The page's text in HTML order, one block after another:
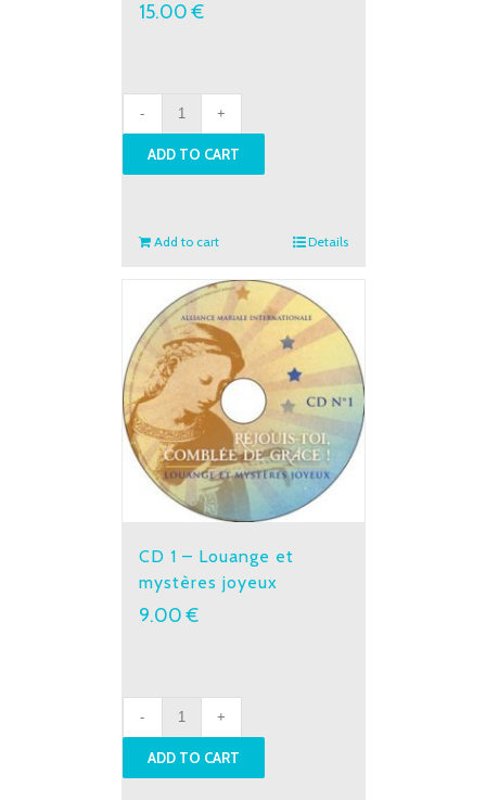
15.00€
Enseignements
et
ateliers
Marial
quantity
ADD TO CART
Add to cart Details
CD 1 – Louange et
mystères joyeux
9.00€
CD
1
-
ADD TO CART